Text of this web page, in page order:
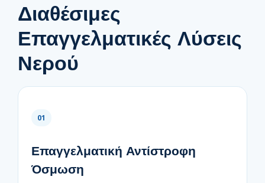
Διαθέσιμες
Επαγγελματικές Λύσεις
Νερού
01
Επαγγελματική Αντίστροφη
Όσμωση